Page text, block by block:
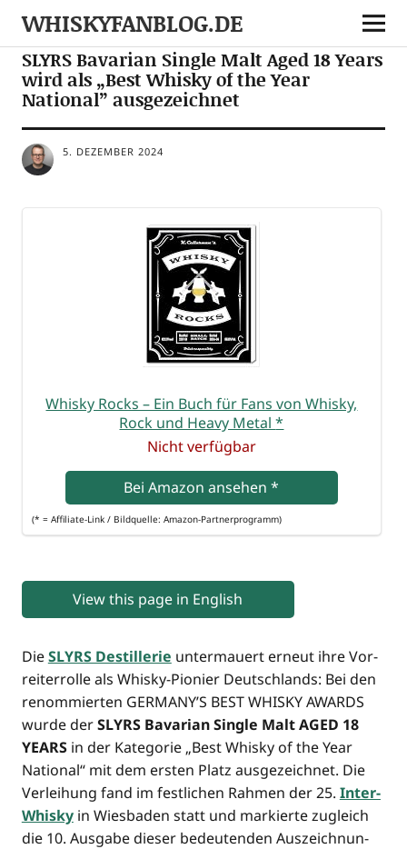
WHISKYFANBLOG.DE
NEWS
SLYRS Bavarian Single Malt Aged 18 Years
wird als „Best Whisky of the Year
National” ausgezeichnet
5. DEZEMBER 2024
Whis­ky Rocks – Ein Buch für Fans von Whis­ky,
Rock und Hea­vy Metal*
Nicht ver­füg­bar
Bei Ama­zon anse­hen*
(* = Affi­lia­te-Link / Bild­quel­le: Amazon-Partnerprogramm)
View this page in English
DieSLYRS Destil­le­rie unter­mau­ert erneut ihre Vor­
rei­ter­rol­le als Whis­ky-Pio­nier Deutsch­lands: Bei den
renom­mier­ten GERMANY’S BEST WHISKY AWARDS
wur­de derSLYRS Bava­ri­an Sin­gle Malt AGED 18
YEARSin der Kate­go­rie „Best Whis­ky of the Year
Natio­nal“ mit dem ers­ten Platz aus­ge­zeich­net. Die
Ver­lei­hung fand im fest­li­chen Rah­men der 25. Inter­
Whis­kyin Wies­ba­den statt und mar­kier­te zugleich
die 10. Aus­ga­be die­ser bedeu­ten­den Aus­zeich­nun­